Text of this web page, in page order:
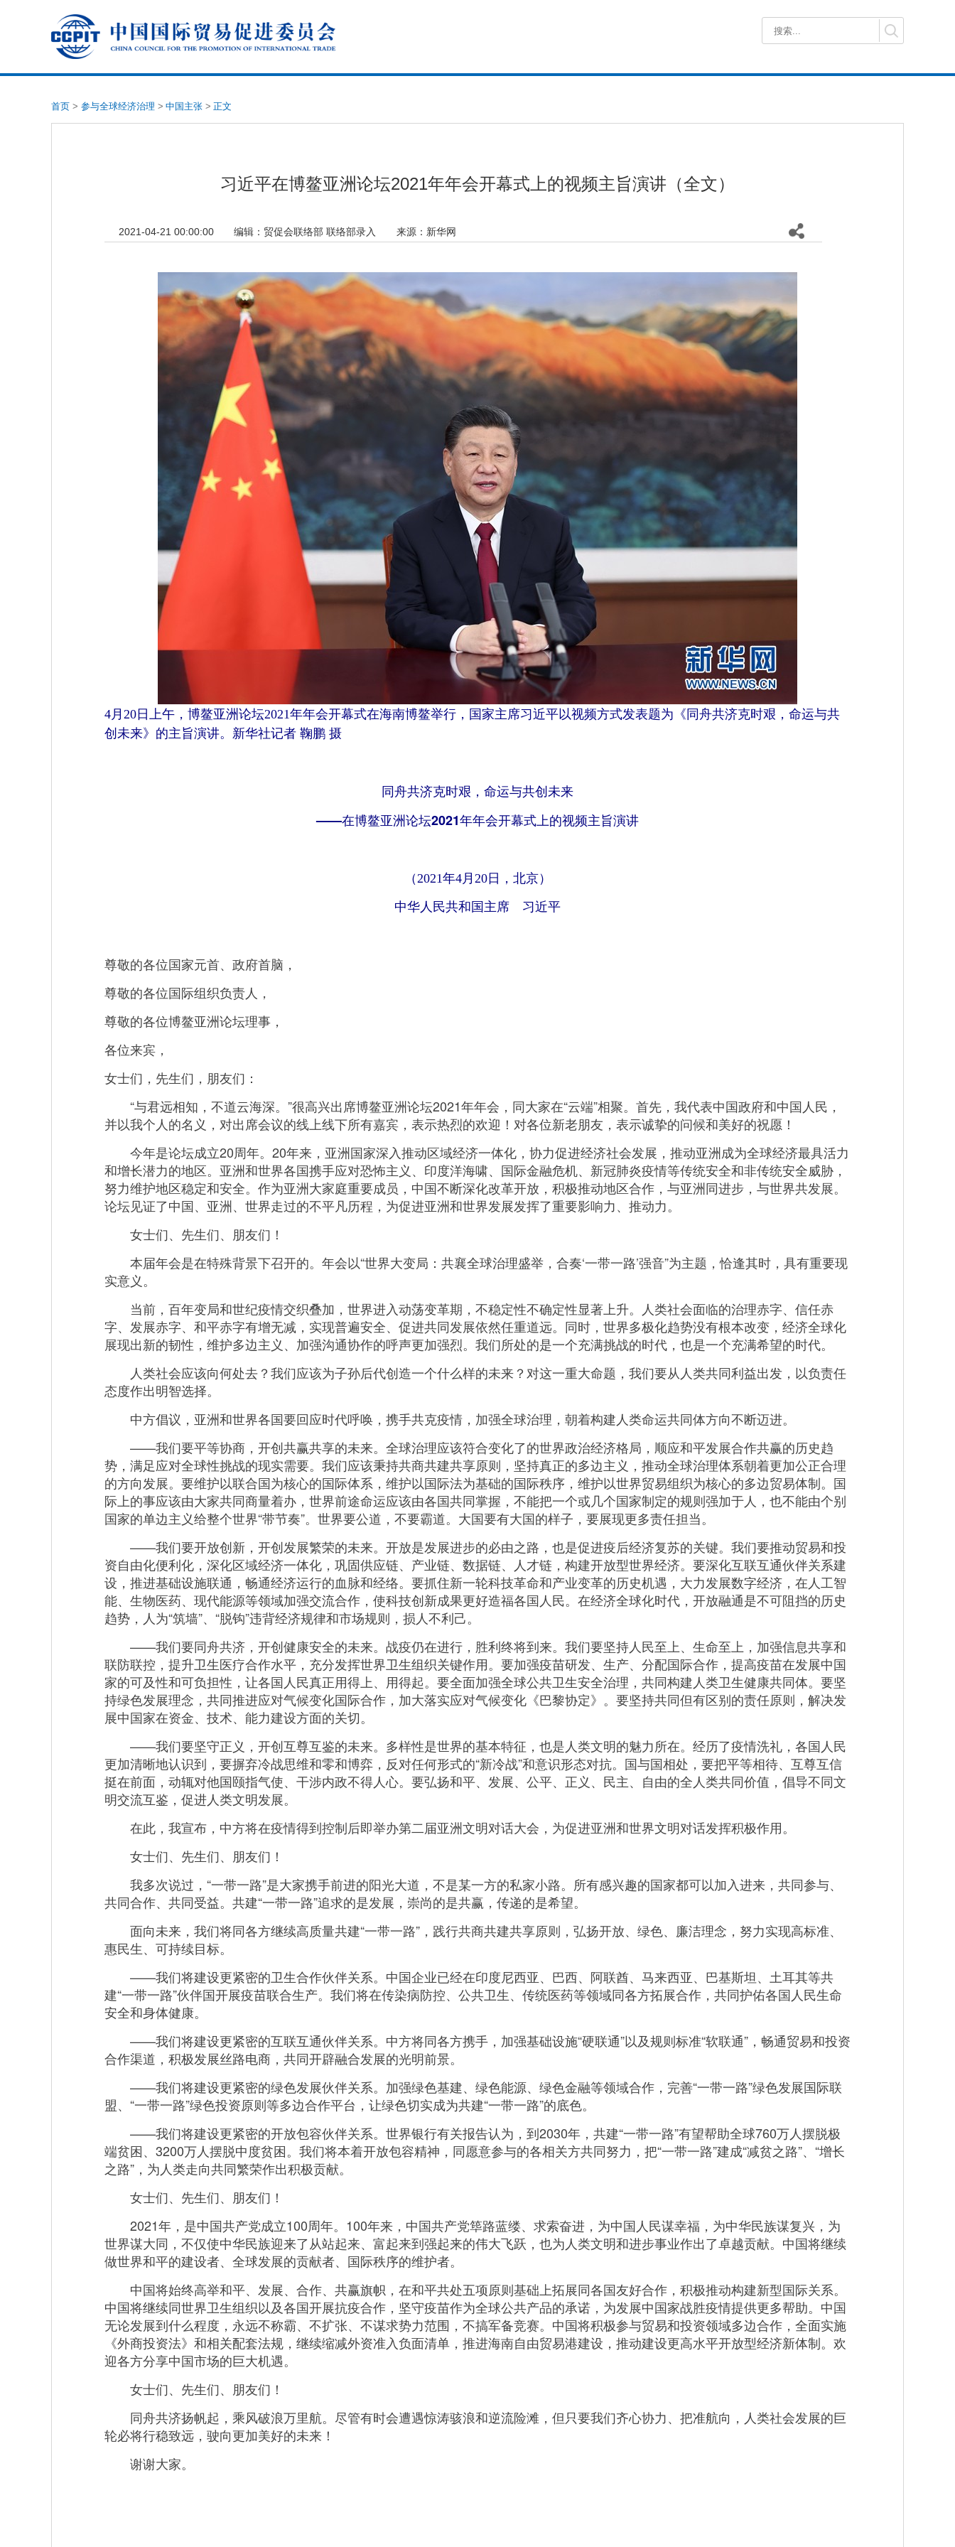
首页 > 参与全球经济治理 > 中国主张 > 正文
习近平在博鳌亚洲论坛2021年年会开幕式上的视频主旨演讲（全文）
2021-04-21 00:00:00 编辑： 贸促会联络部 联络部录入 来源： 新华网
4月20日上午，博鳌亚洲论坛2021年年会开幕式在海南博鳌举行，国家主席习近平以视频方式发表题为《同舟共济克时艰，命运与共
创未来》的主旨演讲。新华社记者 鞠鹏 摄
同舟共济克时艰，命运与共创未来
——在博鳌亚洲论坛2021年年会开幕式上的视频主旨演讲
（2021年4月20日，北京）
中华人民共和国主席 习近平
尊敬的各位国家元首、政府首脑，
尊敬的各位国际组织负责人，
尊敬的各位博鳌亚洲论坛理事，
各位来宾，
女士们，先生们，朋友们：
“与君远相知，不道云海深。”很高兴出席博鳌亚洲论坛2021年年会，同大家在“云端”相聚。首先，我代表中国政府和中国人民，
并以我个人的名义，对出席会议的线上线下所有嘉宾，表示热烈的欢迎！对各位新老朋友，表示诚挚的问候和美好的祝愿！
今年是论坛成立20周年。20年来，亚洲国家深入推动区域经济一体化，协力促进经济社会发展，推动亚洲成为全球经济最具活力
和增长潜力的地区。亚洲和世界各国携手应对恐怖主义、印度洋海啸、国际金融危机、新冠肺炎疫情等传统安全和非传统安全威胁，
努力维护地区稳定和安全。作为亚洲大家庭重要成员，中国不断深化改革开放，积极推动地区合作，与亚洲同进步，与世界共发展。
论坛见证了中国、亚洲、世界走过的不平凡历程，为促进亚洲和世界发展发挥了重要影响力、推动力。
女士们、先生们、朋友们！
本届年会是在特殊背景下召开的。年会以“世界大变局：共襄全球治理盛举，合奏‘一带一路’强音”为主题，恰逢其时，具有重要现
实意义。
当前，百年变局和世纪疫情交织叠加，世界进入动荡变革期，不稳定性不确定性显著上升。人类社会面临的治理赤字、信任赤
字、发展赤字、和平赤字有增无减，实现普遍安全、促进共同发展依然任重道远。同时，世界多极化趋势没有根本改变，经济全球化
展现出新的韧性，维护多边主义、加强沟通协作的呼声更加强烈。我们所处的是一个充满挑战的时代，也是一个充满希望的时代。
人类社会应该向何处去？我们应该为子孙后代创造一个什么样的未来？对这一重大命题，我们要从人类共同利益出发，以负责任
态度作出明智选择。
中方倡议，亚洲和世界各国要回应时代呼唤，携手共克疫情，加强全球治理，朝着构建人类命运共同体方向不断迈进。
——我们要平等协商，开创共赢共享的未来。全球治理应该符合变化了的世界政治经济格局，顺应和平发展合作共赢的历史趋
势，满足应对全球性挑战的现实需要。我们应该秉持共商共建共享原则，坚持真正的多边主义，推动全球治理体系朝着更加公正合理
的方向发展。要维护以联合国为核心的国际体系，维护以国际法为基础的国际秩序，维护以世界贸易组织为核心的多边贸易体制。国
际上的事应该由大家共同商量着办，世界前途命运应该由各国共同掌握，不能把一个或几个国家制定的规则强加于人，也不能由个别
国家的单边主义给整个世界“带节奏”。世界要公道，不要霸道。大国要有大国的样子，要展现更多责任担当。
——我们要开放创新，开创发展繁荣的未来。开放是发展进步的必由之路，也是促进疫后经济复苏的关键。我们要推动贸易和投
资自由化便利化，深化区域经济一体化，巩固供应链、产业链、数据链、人才链，构建开放型世界经济。要深化互联互通伙伴关系建
设，推进基础设施联通，畅通经济运行的血脉和经络。要抓住新一轮科技革命和产业变革的历史机遇，大力发展数字经济，在人工智
能、生物医药、现代能源等领域加强交流合作，使科技创新成果更好造福各国人民。在经济全球化时代，开放融通是不可阻挡的历史
趋势，人为“筑墙”、“脱钩”违背经济规律和市场规则，损人不利己。
——我们要同舟共济，开创健康安全的未来。战疫仍在进行，胜利终将到来。我们要坚持人民至上、生命至上，加强信息共享和
联防联控，提升卫生医疗合作水平，充分发挥世界卫生组织关键作用。要加强疫苗研发、生产、分配国际合作，提高疫苗在发展中国
家的可及性和可负担性，让各国人民真正用得上、用得起。要全面加强全球公共卫生安全治理，共同构建人类卫生健康共同体。要坚
持绿色发展理念，共同推进应对气候变化国际合作，加大落实应对气候变化《巴黎协定》。要坚持共同但有区别的责任原则，解决发
展中国家在资金、技术、能力建设方面的关切。
——我们要坚守正义，开创互尊互鉴的未来。多样性是世界的基本特征，也是人类文明的魅力所在。经历了疫情洗礼，各国人民
更加清晰地认识到，要摒弃冷战思维和零和博弈，反对任何形式的“新冷战”和意识形态对抗。国与国相处，要把平等相待、互尊互信
挺在前面，动辄对他国颐指气使、干涉内政不得人心。要弘扬和平、发展、公平、正义、民主、自由的全人类共同价值，倡导不同文
明交流互鉴，促进人类文明发展。
在此，我宣布，中方将在疫情得到控制后即举办第二届亚洲文明对话大会，为促进亚洲和世界文明对话发挥积极作用。
女士们、先生们、朋友们！
我多次说过，“一带一路”是大家携手前进的阳光大道，不是某一方的私家小路。所有感兴趣的国家都可以加入进来，共同参与、
共同合作、共同受益。共建“一带一路”追求的是发展，崇尚的是共赢，传递的是希望。
面向未来，我们将同各方继续高质量共建“一带一路”，践行共商共建共享原则，弘扬开放、绿色、廉洁理念，努力实现高标准、
惠民生、可持续目标。
——我们将建设更紧密的卫生合作伙伴关系。中国企业已经在印度尼西亚、巴西、阿联酋、马来西亚、巴基斯坦、土耳其等共
建“一带一路”伙伴国开展疫苗联合生产。我们将在传染病防控、公共卫生、传统医药等领域同各方拓展合作，共同护佑各国人民生命
安全和身体健康。
——我们将建设更紧密的互联互通伙伴关系。中方将同各方携手，加强基础设施“硬联通”以及规则标准“软联通”，畅通贸易和投资
合作渠道，积极发展丝路电商，共同开辟融合发展的光明前景。
——我们将建设更紧密的绿色发展伙伴关系。加强绿色基建、绿色能源、绿色金融等领域合作，完善“一带一路”绿色发展国际联
盟、“一带一路”绿色投资原则等多边合作平台，让绿色切实成为共建“一带一路”的底色。
——我们将建设更紧密的开放包容伙伴关系。世界银行有关报告认为，到2030年，共建“一带一路”有望帮助全球760万人摆脱极
端贫困、3200万人摆脱中度贫困。我们将本着开放包容精神，同愿意参与的各相关方共同努力，把“一带一路”建成“减贫之路”、“增长
之路”，为人类走向共同繁荣作出积极贡献。
女士们、先生们、朋友们！
2021年，是中国共产党成立100周年。100年来，中国共产党筚路蓝缕、求索奋进，为中国人民谋幸福，为中华民族谋复兴，为
世界谋大同，不仅使中华民族迎来了从站起来、富起来到强起来的伟大飞跃，也为人类文明和进步事业作出了卓越贡献。中国将继续
做世界和平的建设者、全球发展的贡献者、国际秩序的维护者。
中国将始终高举和平、发展、合作、共赢旗帜，在和平共处五项原则基础上拓展同各国友好合作，积极推动构建新型国际关系。
中国将继续同世界卫生组织以及各国开展抗疫合作，坚守疫苗作为全球公共产品的承诺，为发展中国家战胜疫情提供更多帮助。中国
无论发展到什么程度，永远不称霸、不扩张、不谋求势力范围，不搞军备竞赛。中国将积极参与贸易和投资领域多边合作，全面实施
《外商投资法》和相关配套法规，继续缩减外资准入负面清单，推进海南自由贸易港建设，推动建设更高水平开放型经济新体制。欢
迎各方分享中国市场的巨大机遇。
女士们、先生们、朋友们！
同舟共济扬帆起，乘风破浪万里航。尽管有时会遭遇惊涛骇浪和逆流险滩，但只要我们齐心协力、把准航向，人类社会发展的巨
轮必将行稳致远，驶向更加美好的未来！
谢谢大家。